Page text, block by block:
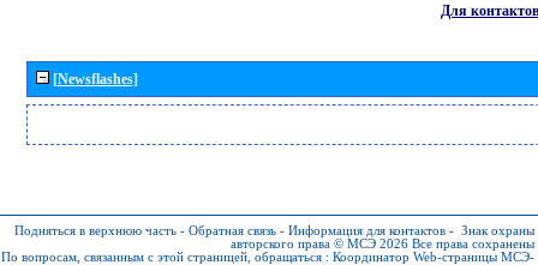
Для контактов
[Newsflashes]
Подняться в верхнюю часть - Обратная связь - Информация для контактов - Знак охраны
авторского права © МСЭ 2026 Все права сохранены
По вопросам, связанным с этой страницей, обращаться : Координатор Web-страницы МСЭ-